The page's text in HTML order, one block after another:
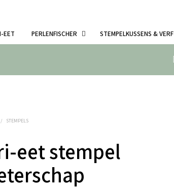
EET PERLENFISCHER STEMPELKUSSENS & VERF
/ STEMPELS
eet stempel